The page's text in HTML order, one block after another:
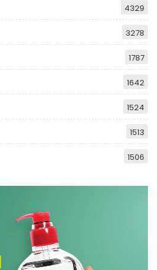
4329
3278
1787
1642
1524
1513
1506